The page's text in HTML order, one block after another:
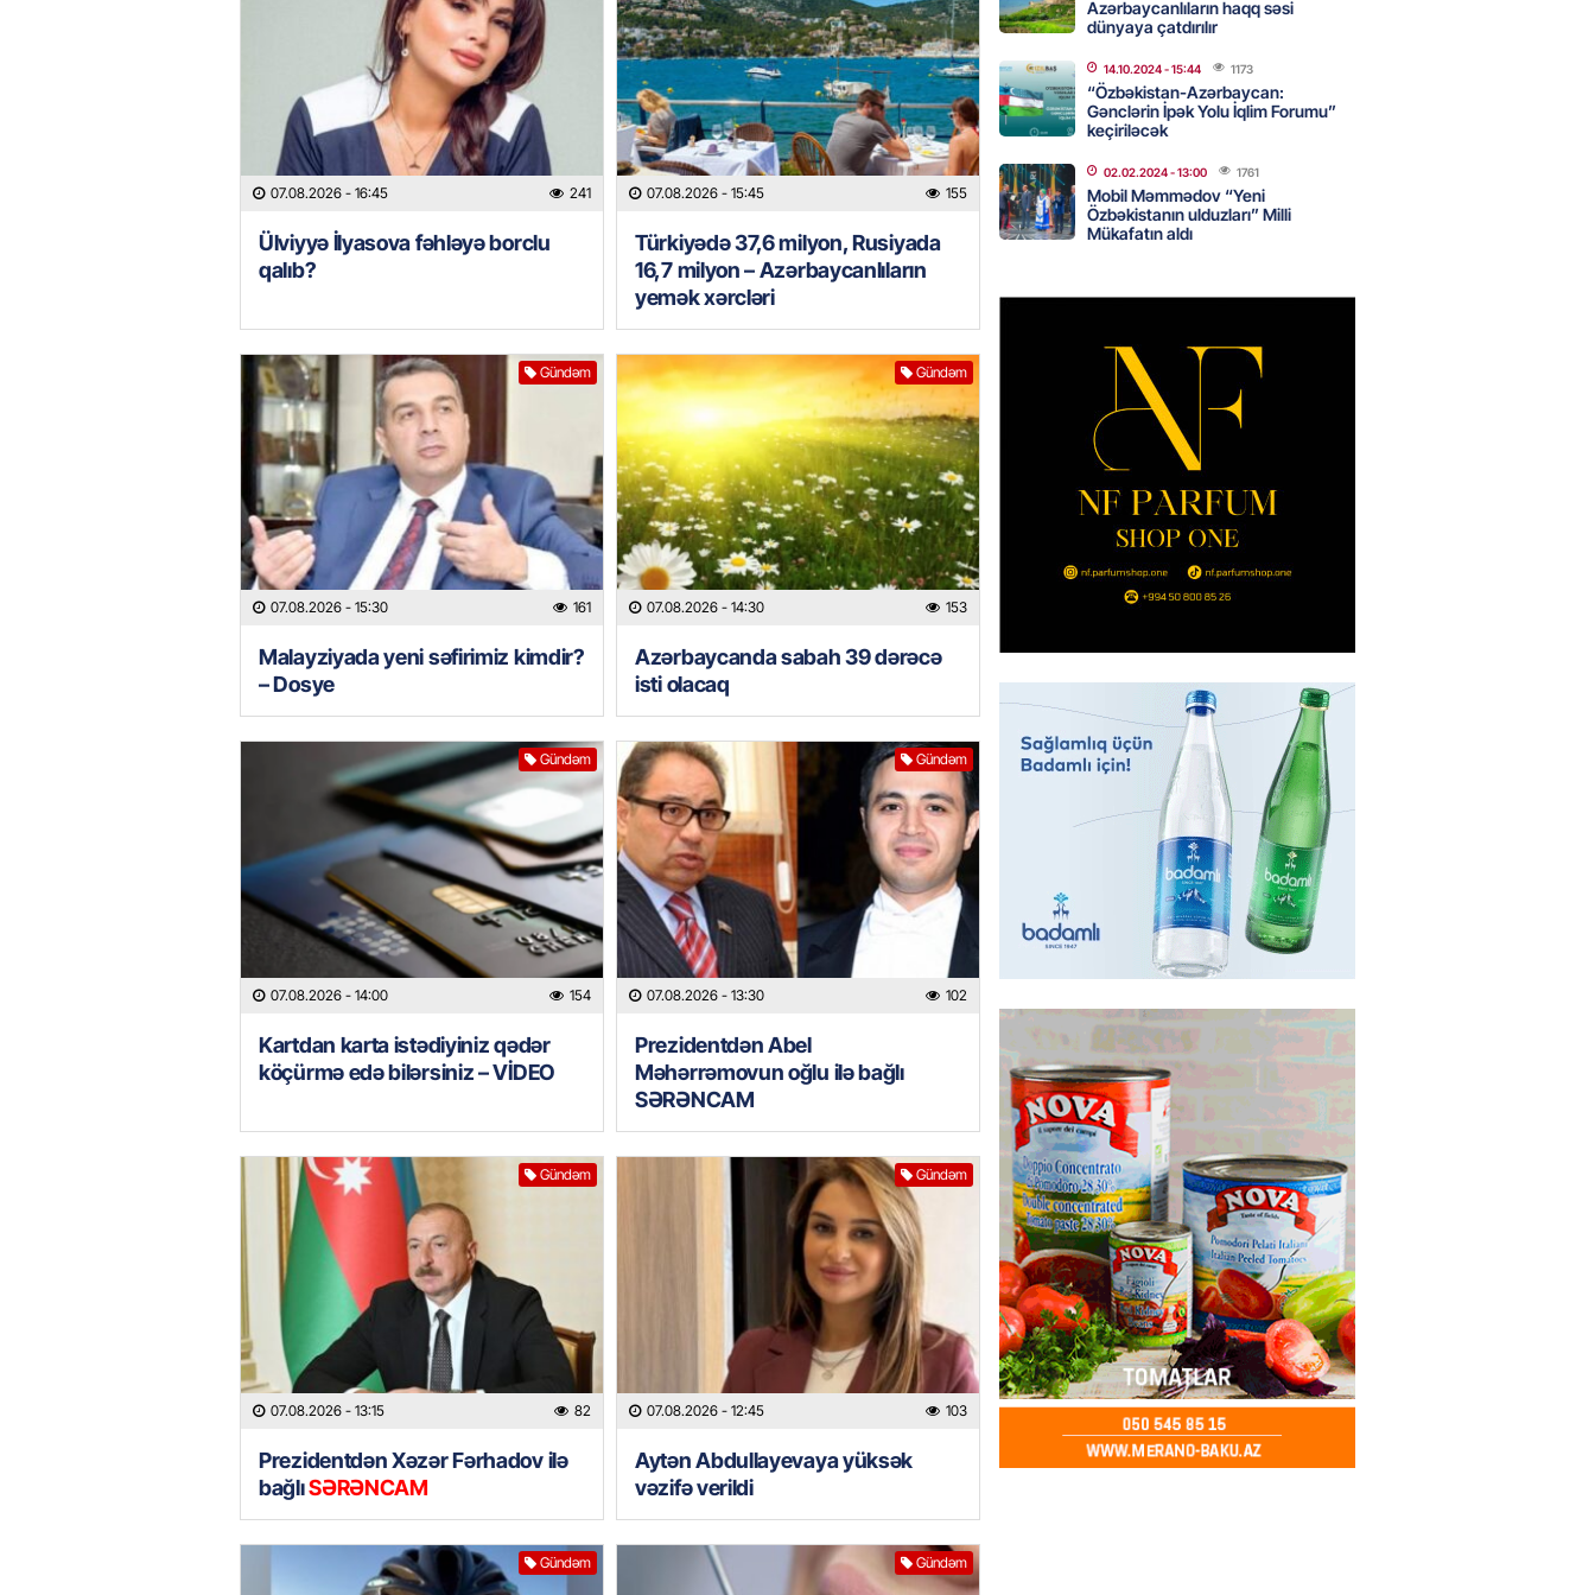
07.08.2026 - 16:45 241
Ülviyyə İlyasova fəhləyə borclu
qalıb?
07.08.2026 - 15:45 155
Türkiyədə 37,6 milyon, Rusiyada
16,7 milyon – Azərbaycanlıların
yemək xərcləri
Gündəm
07.08.2026 - 15:30 161
Malayziyada yeni səfirimiz kimdir?
– Dosye
Gündəm
07.08.2026 - 14:30 153
Azərbaycanda sabah 39 dərəcə
isti olacaq
Gündəm
07.08.2026 - 14:00 154
Kartdan karta istədiyiniz qədər
köçürmə edə bilərsiniz – VİDEO
Gündəm
07.08.2026 - 13:30 102
Prezidentdən Abel
Məhərrəmovun oğlu ilə bağlı
SƏRƏNCAM
Gündəm
07.08.2026 - 13:15 82
Prezidentdən Xəzər Fərhadov ilə
bağlıSƏRƏNCAM
Gündəm
07.08.2026 - 12:45 103
Aytən Abdullayevaya yüksək
vəzifə verildi
Gündəm Gündəm
07.08.2026- 15:45
GÜNDƏM
Malayziyada yeni səfirimiz kimdir? –
07.08.2026 - 15:30
MANŞET
Pakistan arasında Məkkə müdafiə
- 15:15
Tramp Ukraynaya bu silahı verməkdən
imtina etdi: ABŞ-ın özünün bu raketlərə
ehtiyacı var
- 15:00
İki futbolçu İran millisindən İMTİNA
Azərbaycanda sabah 39 dərəcə isti
07.08.2026- 14:30 153
Birbank Biznes-dən mikro biznes
kreditinə 5%-dək endirim
Sumqayıtda avtomobil qaçıran və
çimərlikdə mobil telefon oğurlayan
şəxslər saxlanılıb
07.08.2026- 14:15
GÜNDƏM
Kartdan karta istədiyiniz qədər
köçürmə edə bilərsiniz – VİDEO
07.08.2026- 14:00 154
MANŞET
Mişustin avtomobildə Paşinyana nə
deyib?
07.08.2026- 13:45
Azərbaycanlıların haqq səsi
dünyaya çatdırılır
14.10.2024- 15:44 1173
“Özbəkistan-Azərbaycan:
Gənclərin İpək Yolu İqlim Forumu”
keçiriləcək
02.02.2024- 13:00 1761
Mobil Məmmədov “Yeni
Özbəkistanın ulduzları” Milli
Mükafatın aldı